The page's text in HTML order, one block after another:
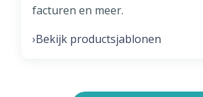
facturen en meer.
›Bekijk productsjablonen